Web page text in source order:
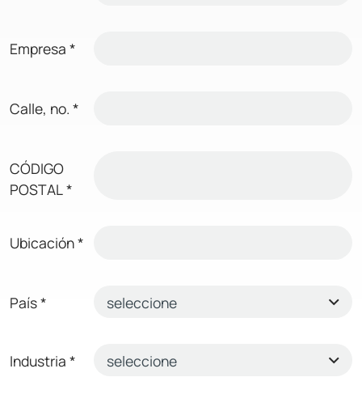
Empresa *
Calle, no. *
CÓDIGO
POSTAL*
Ubicación*
País*
Industria *